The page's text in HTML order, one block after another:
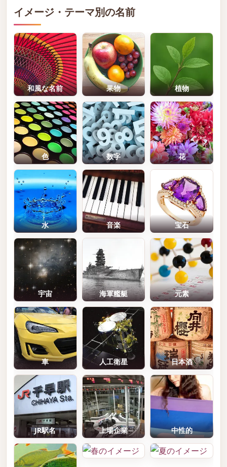
イメージ・テーマ別の名前
和風な名前 果物 植物
色 数字 花
水 音楽 宝石
宇宙 海軍艦艇 元素
車 人工衛星 日本酒
JR駅名 上場企業 中性的